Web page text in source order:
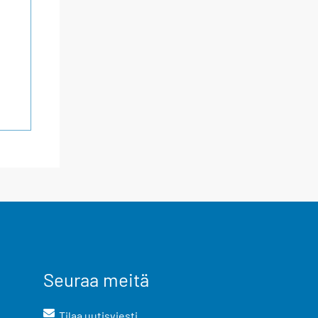
Seuraa meitä